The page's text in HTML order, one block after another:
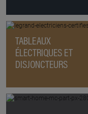
TABLEAUX
ÉLECTRIQUES ET
DISJONCTEURS